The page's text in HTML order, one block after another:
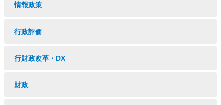
情報政策
行政評価
行財政改革・DX
財政